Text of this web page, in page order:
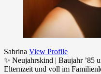
Sabrina View Profile
✨ Neujahrskind | Baujahr ’85
Elternzeit und voll im